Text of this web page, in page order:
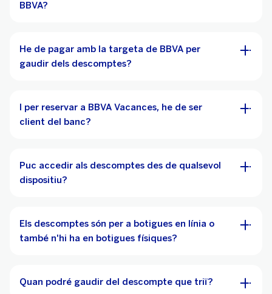
BBVA?
He de pagar amb la targeta de BBVA per
gaudir dels descomptes?
I per reservar a BBVA Vacances, he de ser
client del banc?
Puc accedir als descomptes des de qualsevol
dispositiu?
Els descomptes són per a botigues en línia o
també n'hi ha en botigues físiques?
Quan podré gaudir del descompte que triï?